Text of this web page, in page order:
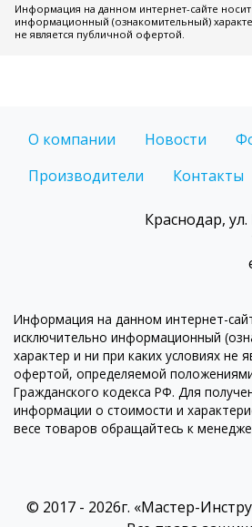
Информация на данном интернет-сайте
информационный (ознакомительный)
не является публичной офертой.
О компании Новости
Производители
Контакты
Краснодар,
Информация на данном интернет-
исключительно информационный
характер и ни при каких условиях не
офертой, определяемой
Гражданского кодекса РФ. Для
информации о стоимости и
весе товаров обращайтесь к
© 2017 - 2026г. «Мастер-